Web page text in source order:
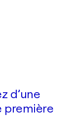
d’une
première